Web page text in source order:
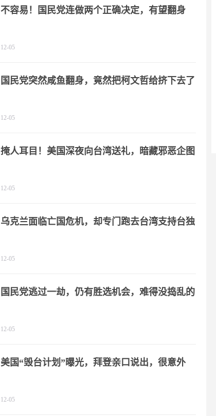
不容易！国民党连做两个正确决定，有望翻身
12-05
国民党突然咸鱼翻身，竟然把柯文哲给挤下去了
12-05
掩人耳目！美国深夜向台湾送礼，暗藏邪恶企图
12-05
乌克兰面临亡国危机，却专门跑去台湾支持台独
12-05
国民党逃过一劫，仍有胜选机会，难得没捣乱的
12-05
美国“毁台计划”曝光，拜登亲口说出，很意外
12-05